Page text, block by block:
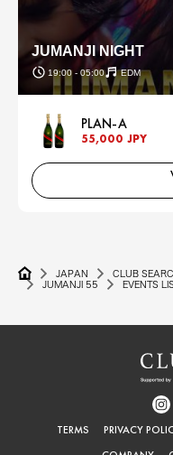
JUMANJI NIGHT
19:00 - 05:00 EDM
PLAN-A
55,000 JPY
JAPAN CLUB
JUMANJI 55
EVENTS
TERMS PRIVACY